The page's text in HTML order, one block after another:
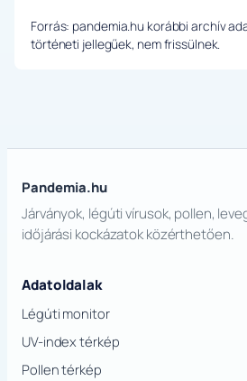
Forrás: pandemia.hu korábbi archív
történeti jellegűek, nem frissülnek.
Pandemia.hu
Járványok, légúti vírusok, pollen,
időjárási kockázatok közérthetően.
Adatoldalak
Légúti monitor
UV-index térkép
Pollen térkép